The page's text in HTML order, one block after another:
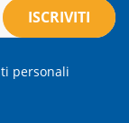
personali